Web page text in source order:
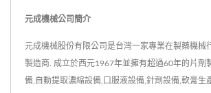
元成機械公司簡介
元成機械股份有限公司是台灣一家專業在製藥機械
製造商. 成立於西元1967年並擁有超過60年的片劑
備,自動提取濃縮設備,口服液設備,針劑設備,軟膏生